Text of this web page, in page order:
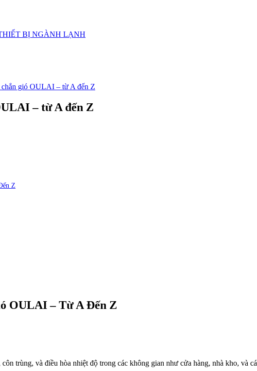
BỊ NGÀNH LẠNH
chắn gió OULAI – từ A đến Z
– từ A đến Z
Z
OULAI – Từ A Đến Z
trùng, và điều hòa nhiệt độ trong các không gian như cửa hàng, nhà kho, và